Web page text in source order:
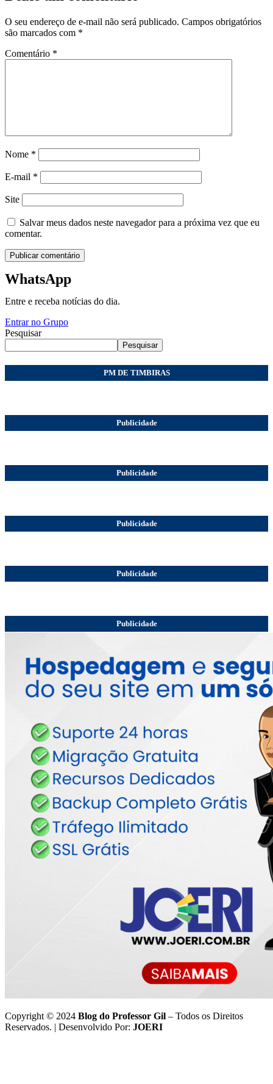
O seu endereço de e-mail não será publicado. Campos obrigatórios
são marcados com *
Comentário *
Nome *
E-mail *
Site
Salvar meus dados neste navegador para a próxima vez que eu
comentar.
WhatsApp
Entre e receba notícias do dia.
Entrar no Grupo
Pesquisar
Pesquisar
PM DE TIMBIRAS
Publicidade
Publicidade
Publicidade
Publicidade
Publicidade
Copyright © 2024 Blog do Professor Gil – Todos os Direitos
Reservados. | Desenvolvido Por: JOERI